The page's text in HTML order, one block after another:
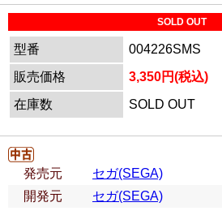
SOLD OUT
型番
004226SMS
販売価格
3,350円(税込)
在庫数
SOLD OUT
発売元
セガ(SEGA)
開発元
セガ(SEGA)